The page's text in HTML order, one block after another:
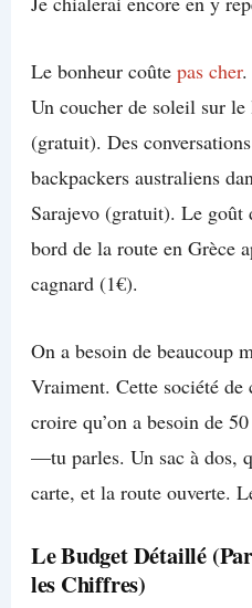
Le bonheur coûte pas cher.
Un coucher de soleil sur
(gratuit). Des
backpackers australiens
Sarajevo (gratuit). Le goût
bord de la route en Grèce
cagnard (1€).
On a besoin de beaucoup
Vraiment. Cette société
croire qu’on a besoin de
—tu parles. Un sac à dos,
carte, et la route ouverte.
Le Budget Détaillé
les Chiffres)